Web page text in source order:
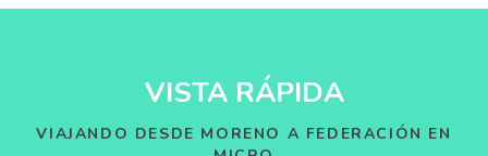
VISTA RÁPIDA
VIAJANDO DESDE MORENO A FEDERACIÓN EN